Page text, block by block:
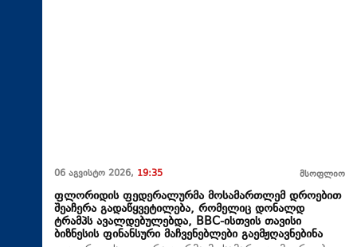
06 აგვისტო 2026, 19:35 მსოფლიო
ფლორიდის ფედერალურმა მოსამართლემ დროებით
შეაჩერა გადაწყვეტილება, რომელიც დონალდ
ტრამპს ავალდებულებდა, BBC-ისთვის თავისი
ბიზნესის ფინანსური მაჩვენებლები გაემჟღავნებინა